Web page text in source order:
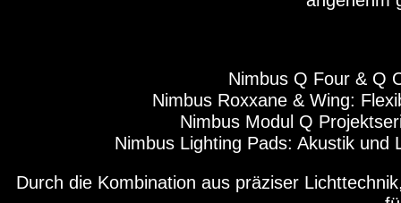
Nimbus Q Four & Q
Nimbus Roxxane & Wing:
Nimbus Modul Q
Nimbus Lighting Pads: Akustik
Durch die Kombination aus präziser